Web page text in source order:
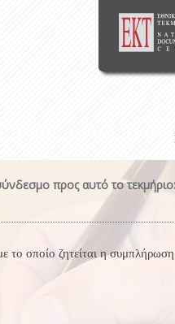
προς αυτό το τεκμήριο:
οποίο ζητείται η συμπλήρωση